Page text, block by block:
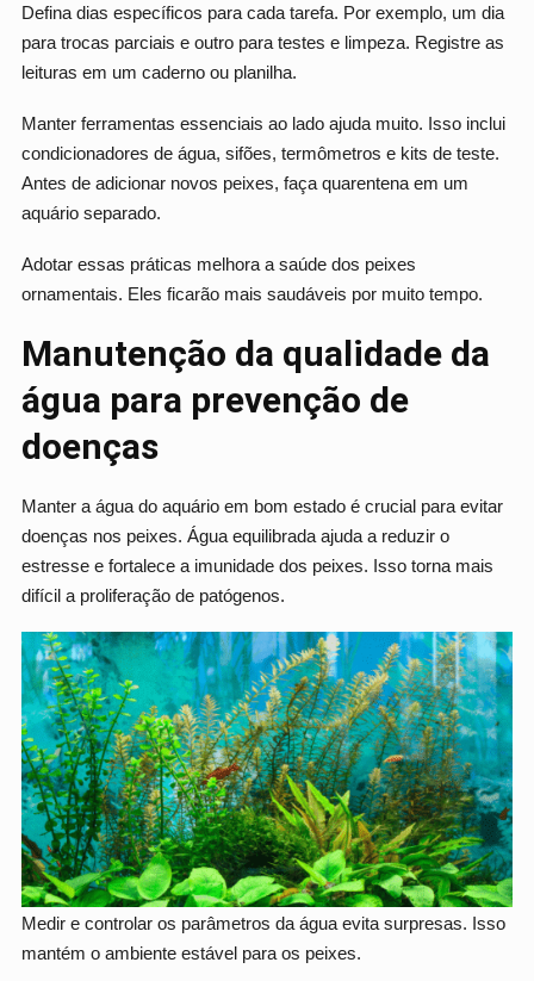
Defina dias específicos para cada tarefa. Por exemplo, um dia
para trocas parciais e outro para testes e limpeza. Registre as
leituras em um caderno ou planilha.
Manter ferramentas essenciais ao lado ajuda muito. Isso inclui
condicionadores de água, sifões, termômetros e kits de teste.
Antes de adicionar novos peixes, faça quarentena em um
aquário separado.
Adotar essas práticas melhora a saúde dos peixes
ornamentais. Eles ficarão mais saudáveis por muito tempo.
Manutenção da qualidade da
água para prevenção de
doenças
Manter a água do aquário em bom estado é crucial para evitar
doenças nos peixes. Água equilibrada ajuda a reduzir o
estresse e fortalece a imunidade dos peixes. Isso torna mais
difícil a proliferação de patógenos.
Medir e controlar os parâmetros da água evita surpresas. Isso
mantém o ambiente estável para os peixes.